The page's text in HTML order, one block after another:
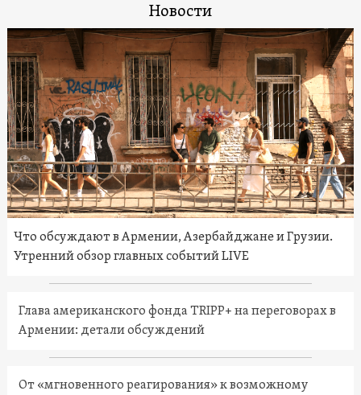
Новости
Что обсуждают в Армении, Азербайджане и Грузии.
Утренний обзор главных событий LIVE
Глава американского фонда TRIPP+ на переговорах в
Армении: детали обсуждений
От «мгновенного реагирования» к возможному